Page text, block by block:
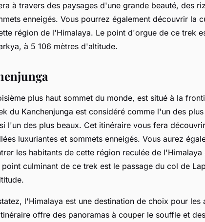
à travers des paysages d'une grande beauté, des
enneigés. Vous pourrez également découvrir la
région de l'Himalaya. Le point d'orgue de ce trek
à 5 106 mètres d'altitude.
plus haut sommet du monde, est situé à la
du Kanchenjunga est considéré comme l'un des
l'un des plus beaux. Cet itinéraire vous fera
luxuriantes et sommets enneigés. Vous aurez
les habitants de cette région reculée de
culminant de ce trek est le passage du col de
l'Himalaya est une destination de choix pour les
offre des panoramas à couper le souffle et